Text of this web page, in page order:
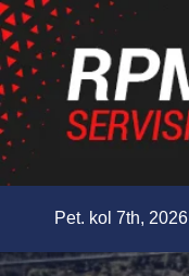
content
Pet. kol 7th, 2026